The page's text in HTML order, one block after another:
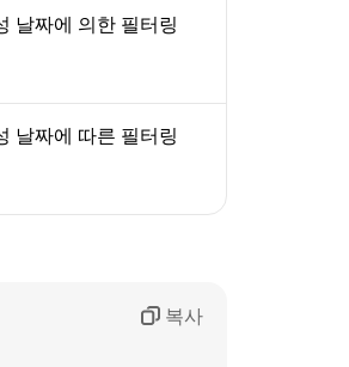
날짜에 의한 필터링
날짜에 따른 필터링
복사